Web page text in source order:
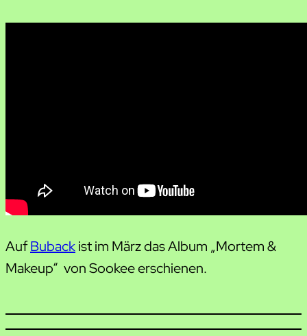
AufBubackist im März das Album „Mortem &
Makeup“ von Sookee erschienen.